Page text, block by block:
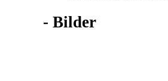
- Bilder